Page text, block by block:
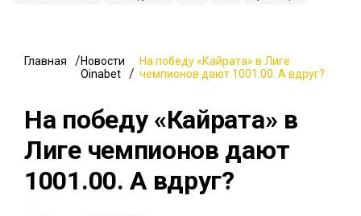
Главная
Новости
Oinabet
На победу «Кайрата» в Лиге
чемпионов дают 1001.00. А вдруг?
На победу «Кайрата» в
Лиге чемпионов дают
1001.00. А вдруг?